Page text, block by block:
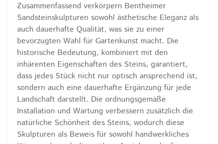
Zusammenfassend verkörpern Bentheimer
Sandsteinskulpturen sowohl ästhetische Eleganz als
auch dauerhafte Qualität, was sie zu einer
bevorzugten Wahl für Gartenkunst macht. Die
historische Bedeutung, kombiniert mit den
inhärenten Eigenschaften des Steins, garantiert,
dass jedes Stück nicht nur optisch ansprechend ist,
sondern auch eine dauerhafte Ergänzung für jede
Landschaft darstellt. Die ordnungsgemäße
Installation und Wartung verbessern zusätzlich die
natürliche Schönheit des Steins, wodurch diese
Skulpturen als Beweis für sowohl handwerkliches